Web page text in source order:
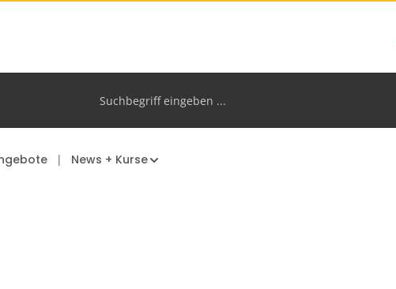
News + Kurse